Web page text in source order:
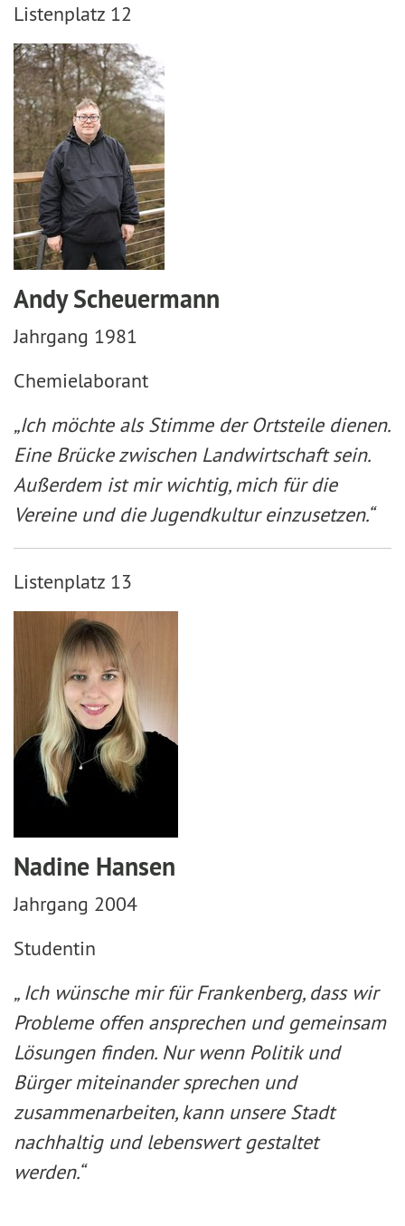
Listenplatz 12
Andy Scheuermann
Jahrgang 1981
Chemielaborant
„Ich möchte als Stimme der Ortsteile dienen.
Eine Brücke zwischen Landwirtschaft sein.
Außerdem ist mir wichtig, mich für die
Vereine und die Jugendkultur einzusetzen.“
Listenplatz 13
Nadine Hansen
Jahrgang 2004
Studentin
„ Ich wünsche mir für Frankenberg, dass wir
Probleme offen ansprechen und gemeinsam
Lösungen finden. Nur wenn Politik und
Bürger miteinander sprechen und
zusammenarbeiten, kann unsere Stadt
nachhaltig und lebenswert gestaltet
werden.“